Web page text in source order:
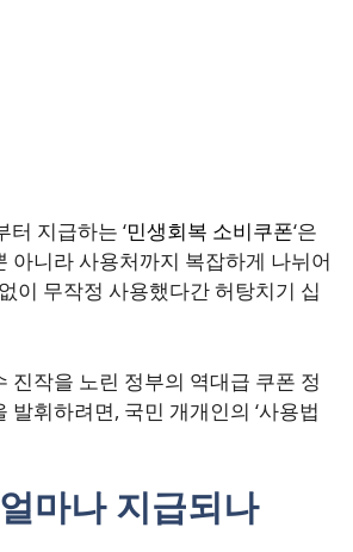
지급하는 ‘민생회복 소비쿠폰‘은
아니라 사용처까지 복잡하게 나뉘어
이 무작정 사용했다간 허탕치기 십
진작을 노린 정부의 역대급 쿠폰 정
발휘하려면, 국민 개개인의 ‘사용법
마나 지급되나